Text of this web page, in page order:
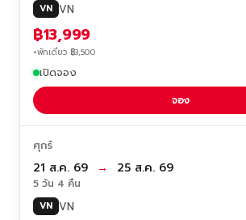
VN VN
฿13,999
+พักเดี่ยว ฿3,500
เปิดจอง
จอง
ศุกร์
21 ส.ค. 69 → 25 ส.ค. 69
5 วัน 4 คืน
VN VN